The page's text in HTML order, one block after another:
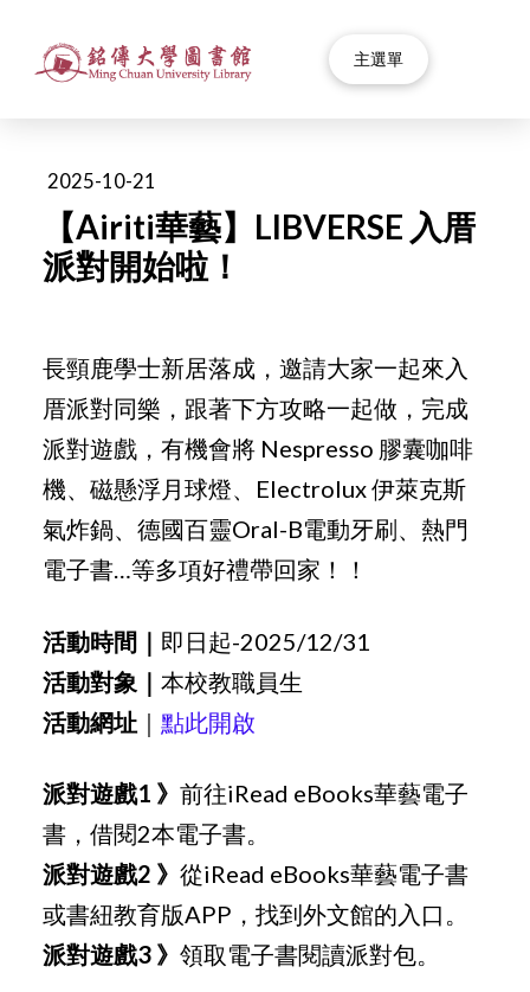
主選單
2025-10-21
【Airiti華藝】LIBVERSE 入厝
派對開始啦！
長頸鹿學士新居落成，邀請大家一起來入
厝派對同樂，跟著下方攻略一起做，完成
派對遊戲，有機會將 Nespresso 膠囊咖啡
機、磁懸浮月球燈、Electrolux 伊萊克斯
氣炸鍋、德國百靈Oral-B電動牙刷、熱門
電子書…等多項好禮帶回家！！
活動時間｜ 即日起-2025/12/31
活動對象｜本校教職員生
活動網址 ｜點此開啟
派對遊戲1 》前往iRead eBooks華藝電子
書，借閱2本電子書。
派對遊戲2 》從iRead eBooks華藝電子書
或書紐教育版APP，找到外文館的入口。
派對遊戲3 》領取電子書閱讀派對包。